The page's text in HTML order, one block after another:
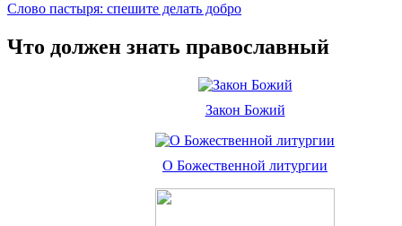
Слово пастыря: спешите делать добро
Что должен знать православный
Закон Божий
О Божественной литургии